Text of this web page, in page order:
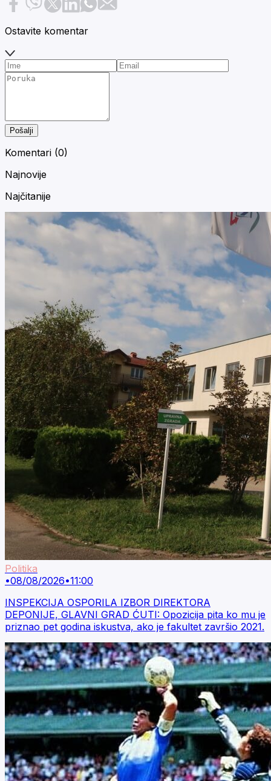
Ostavite komentar
Pošalji
Komentari (0)
Najnovije
Najčitanije
Politika
•08/08/2026•11:00
INSPEKCIJA OSPORILA IZBOR DIREKTORA
DEPONIJE, GLAVNI GRAD ĆUTI: Opozicija pita ko mu je
priznao pet godina iskustva, ako je fakultet završio 2021.